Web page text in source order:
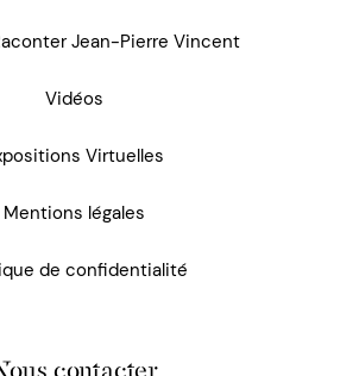
Jean-Pierre Vincent
Vidéos
Virtuelles
Mentions légales
de confidentialité